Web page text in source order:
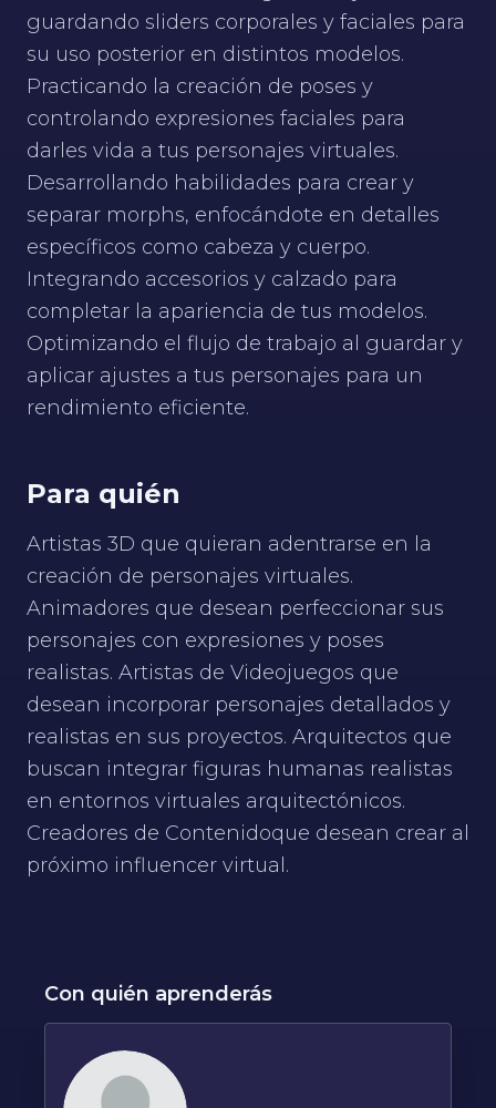
guardando sliders corporales y faciales para
su uso posterior en distintos modelos.
Practicando la creación de poses y
controlando expresiones faciales para
darles vida a tus personajes virtuales.
Desarrollando habilidades para crear y
separar morphs, enfocándote en detalles
específicos como cabeza y cuerpo.
Integrando accesorios y calzado para
completar la apariencia de tus modelos.
Optimizando el flujo de trabajo al guardar y
aplicar ajustes a tus personajes para un
rendimiento eficiente.
Para quién
Artistas 3D que quieran adentrarse en la
creación de personajes virtuales.
Animadores que desean perfeccionar sus
personajes con expresiones y poses
realistas. Artistas de Videojuegos que
desean incorporar personajes detallados y
realistas en sus proyectos. Arquitectos que
buscan integrar figuras humanas realistas
en entornos virtuales arquitectónicos.
Creadores de Contenidoque desean crear al
próximo influencer virtual.
Con quién aprenderás